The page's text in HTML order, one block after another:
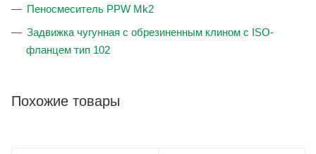
Пеносмеситель PPW Mk2
Задвижка чугунная с обрезиненным клином с ISO-
фланцем тип 102
Похожие товары